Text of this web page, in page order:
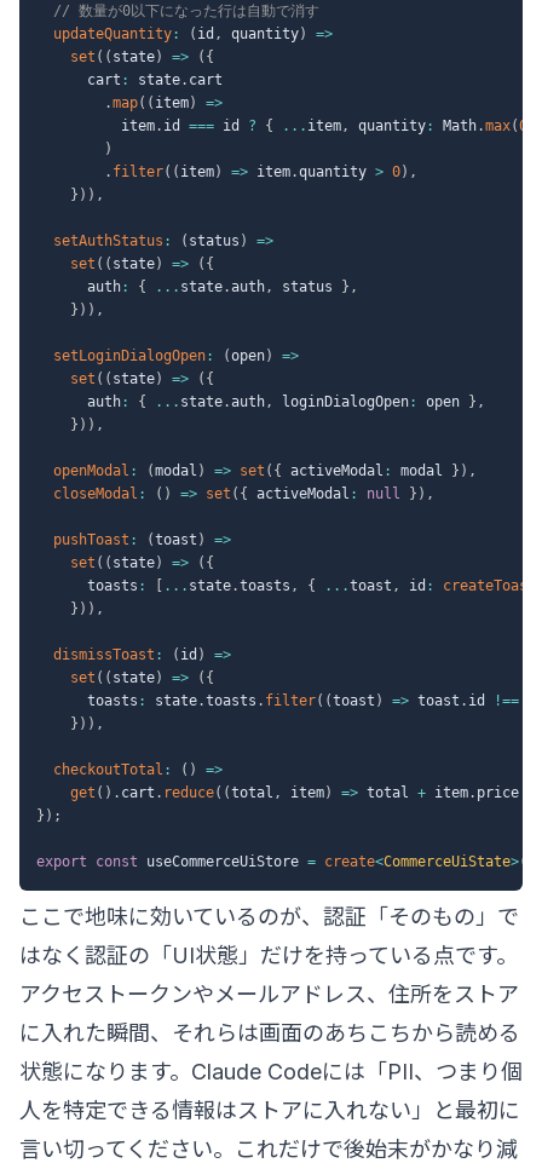
// 数量が0以下になった行は自動で消す
updateQuantity : ( id , quantity)
=>
set ( ( state) => ( {
      cart
: state. cart
.map( ( item)
=>
          item
. id === id ? { ... item, quantity : Math.max(0
)
. filter( ( item) => item.quantity > 0) ,
} ) ) ,
setAuthStatus : ( status )
=>
set ( ( state) => ( {
      auth
: { ... state.auth, status } ,
} ) ) ,
setLoginDialogOpen : (open)
=>
set ( ( state) => ( {
      auth
: { ... state.auth, loginDialogOpen : open } ,
} ) ) ,
openModal : (modal ) => set ( { activeModal : modal } ) ,
closeModal : ( ) => set ( { activeModal : null } ) ,
pushToast : (toast )
=>
set ( ( state) => ( {
      toasts
: ... state.toasts , { ...toast , id :
} ) ) ,
dismissToast : ( id )
=>
set ( ( state) => ( {
      toasts
: state.toasts . filter( (toast ) => toast . id !==
} ) ) ,
checkoutTotal : ( )
=>
get ( ) . cart . reduce( (total , item) => total + item. price
} ) ;
export const useCommerceUiStore = create<CommerceUiState>(
ここで地味に効いているのが、認証「そのもの」で
はなく認証の「UI状態」だけを持っている点です。
アクセストークンやメールアドレス、住所をストア
に入れた瞬間、それらは画面のあちこちから読める
状態になります。Claude Codeには「PII、つまり個
人を特定できる情報はストアに入れない」と最初に
言い切ってください。これだけで後始末がかなり減